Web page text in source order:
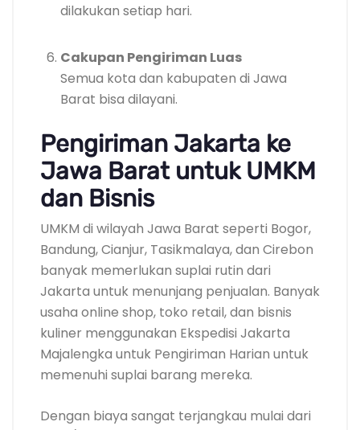
dilakukan setiap hari.
Cakupan Pengiriman Luas
Semua kota dan kabupaten di Jawa
Barat bisa dilayani.
Pengiriman Jakarta ke
Jawa Barat untuk UMKM
dan Bisnis
UMKM di wilayah Jawa Barat seperti Bogor,
Bandung, Cianjur, Tasikmalaya, dan Cirebon
banyak memerlukan suplai rutin dari
Jakarta untuk menunjang penjualan. Banyak
usaha online shop, toko retail, dan bisnis
kuliner menggunakan Ekspedisi Jakarta
Majalengka untuk Pengiriman Harian untuk
memenuhi suplai barang mereka.
Dengan biaya sangat terjangkau mulai dari